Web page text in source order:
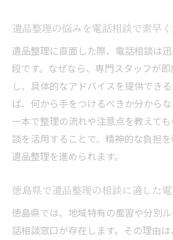
遺品整理の悩みを電話相談で素早
遺品整理に直面した際、電話相談は
段です。なぜなら、専門スタッフが
し、具体的なアドバイスを提供でき
ば、何から手をつけるべきか分から
一本で整理の流れや注意点を教えて
談を活用することで、精神的な負担
遺品整理を進められます。
徳島県で遺品整理の相談に適した
徳島県では、地域特有の風習や分別
話相談窓口が存在します。その理由